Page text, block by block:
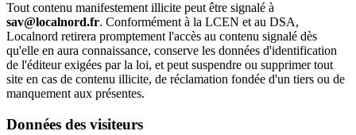
Tout contenu manifestement illicite peut être signalé à
sav@localnord.fr. Conformément à la LCEN et au DSA,
Localnord retirera promptement l'accès au contenu signalé dès
qu'elle en aura connaissance, conserve les données d'identification
de l'éditeur exigées par la loi, et peut suspendre ou supprimer tout
site en cas de contenu illicite, de réclamation fondée d'un tiers ou de
manquement aux présentes.
Données des visiteurs